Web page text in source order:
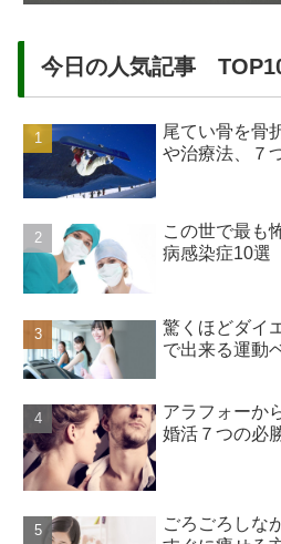
今日の人気記事
尾てい骨を骨
や治療法、７
この世で最も
病感染症10選
驚くほどダイ
で出来る運動
アラフォーか
婚活７つの必
ごろごろしな